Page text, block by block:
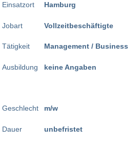
Einsatzort
Jobart
Tätigkeit
Ausbildung
Geschlecht
Dauer
Hamburg
Vollzeitbeschäftigte
Management / Business
keine Angaben
m/w
unbefristet